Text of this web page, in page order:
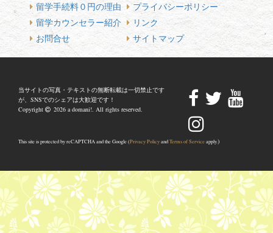
留学手続料０円の理由
留学カウンセラー紹介
お問合せ
プライバシーポリシー
リンク
サイトマップ
当サイトの写真・テキストの無断転載は一切禁止です
が、SNSでのシェアは大歓迎です！
Copyright
2026 a domani!. All rights reserved.
This site is protected by reCAPTCHA and the Google (Privacy PolicyandTerms of Service apply.)